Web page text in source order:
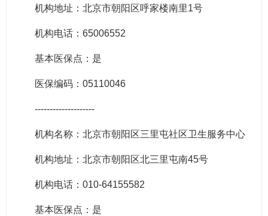
机构地址：北京市朝阳区呼家楼南里1号
机构电话：65006552
基本医保点：是
医保编码：05110046
--------------------
机构名称：北京市朝阳区三里屯社区卫生服务中心
机构地址：北京市朝阳区北三里屯南45号
机构电话：010-64155582
基本医保点：是